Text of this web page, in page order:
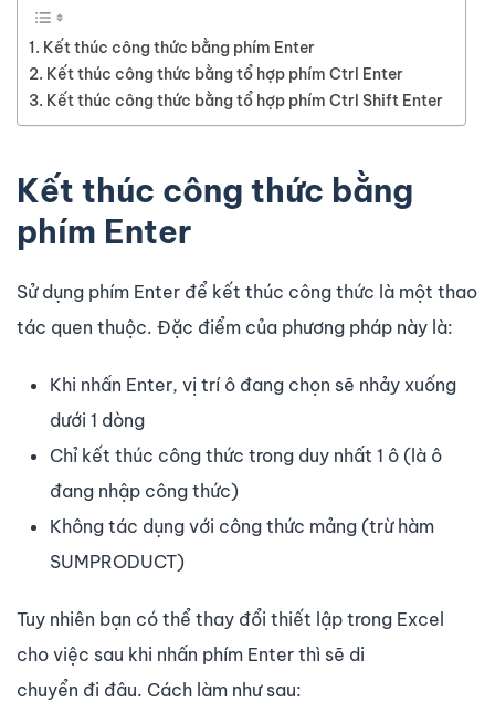
Kết thúc công thức bằng phím Enter
Kết thúc công thức bằng tổ hợp phím Ctrl Enter
Kết thúc công thức bằng tổ hợp phím Ctrl Shift Enter
Kết thúc công thức bằng
phím Enter
Sử dụng phím Enter để kết thúc công thức là một thao
tác quen thuộc. Đặc điểm của phương pháp này là:
Khi nhấn Enter, vị trí ô đang chọn sẽ nhảy xuống
dưới 1 dòng
Chỉ kết thúc công thức trong duy nhất 1 ô (là ô
đang nhập công thức)
Không tác dụng với công thức mảng (trừ hàm
SUMPRODUCT)
Tuy nhiên bạn có thể thay đổi thiết lập trong Excel
cho việc sau khi nhấn phím Enter thì sẽ di
chuyển đi đâu. Cách làm như sau: